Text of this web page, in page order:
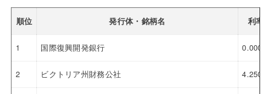
順位 発行体・銘柄名 利率
1 国際復興開発銀行 0.000%
2 ビクトリア州財務公社 4.250%